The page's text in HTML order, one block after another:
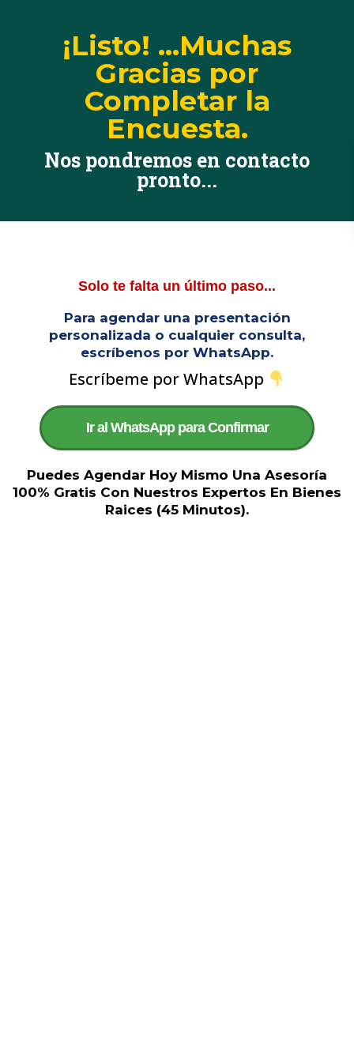
¡Listo! ...Muchas
Gracias por
Completar la
Encuesta.
Nos pondremos en contacto
pronto...
Solo te falta un último paso...
Para agendar una presentación
personalizada o cualquier consulta,
escríbenos por WhatsApp.
Escríbeme por WhatsApp
Ir al WhatsApp para Confirmar
Puedes Agendar Hoy Mismo Una Asesoría
100% Gratis Con Nuestros Expertos En Bienes
Raices (45 Minutos).